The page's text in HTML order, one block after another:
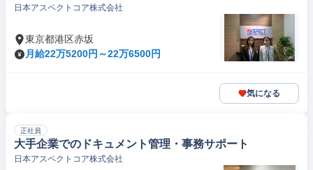
日本アスペクトコア株式会社
東京都港区赤坂
月給22万5200円～22万6500円
気になる
正社員
大手企業でのドキュメント管理・事務サポート
日本アスペクトコア株式会社